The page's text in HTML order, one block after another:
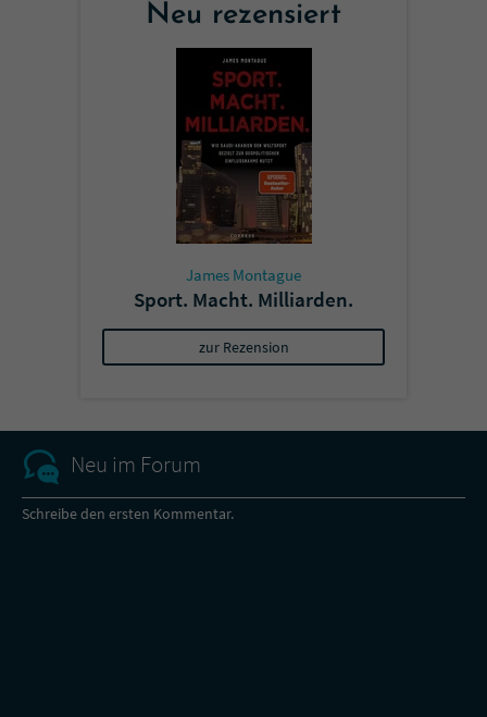
Neu rezensiert
James Montague
Sport. Macht. Milliarden.
zur Rezension
Neu im Forum
Schreibe den ersten Kommentar.